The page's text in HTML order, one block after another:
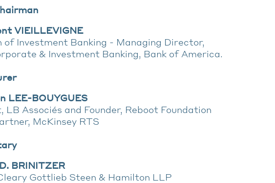
VIEILLEVIGNE
of Investment Banking - Managing Director,
& Investment Banking, Bank of America.
LEE-BOUYGUES
LB Associés and Founder, Reboot Foundation
McKinsey RTS
BRINITZER
Gottlieb Steen & Hamilton LLP